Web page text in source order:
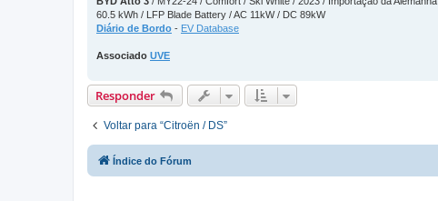
60.5 kWh / LFP Blade Battery / AC 11kW / DC 89kW
Diário de Bordo - EV Database
Associado UVE
Responder
Voltar para “Citroën / DS”
Índice do Fórum